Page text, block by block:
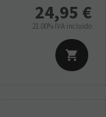
24,95 €
21.00% IVA incluido